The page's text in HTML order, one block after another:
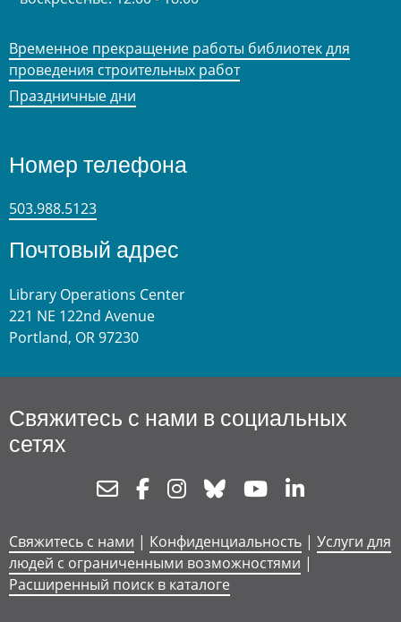
Временное прекращение работы библиотек для
проведения строительных работ
Праздничные дни
Номер телефона
503.988.5123
Почтовый адрес
Library Operations Center
221 NE 122nd Avenue
Portland, OR 97230
Свяжитесь с нами в социальных
сетях
NewsletterFacebookInstagram
Bluesky Youtube
Свяжитесь с нами | Конфиденциальность | Услуги для
людей с ограниченными возможностями |
Расширенный поиск в каталоге